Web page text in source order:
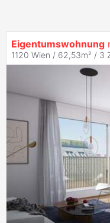
Eigentumswohnung
1120 Wien / 62,53m² / 3